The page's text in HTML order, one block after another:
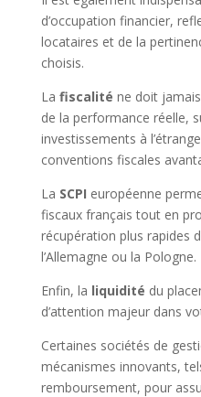
d’occupation financier,
locataires et de la
choisis.
La fiscalité ne doit
de la performance réelle,
investissements à
conventions fiscales
La SCPI européenne
fiscaux français tout en
récupération plus rapides
l’Allemagne ou la Pologne.
Enfin, la liquidité du
d’attention majeur dans
Certaines sociétés de
mécanismes innovants,
remboursement, pour